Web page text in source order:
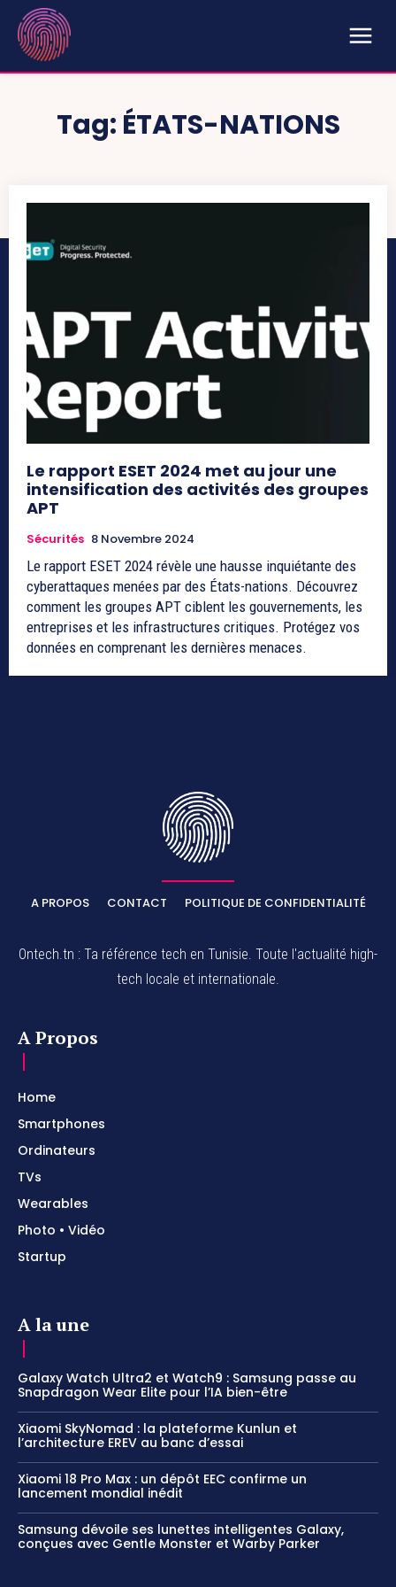
Tag: ÉTATS-NATIONS
Le rapport ESET 2024 met au jour une
intensification des activités des groupes
APT
Sécurités 8 Novembre 2024
Le rapport ESET 2024 révèle une hausse inquiétante des
cyberattaques menées par des États-nations. Découvrez
comment les groupes APT ciblent les gouvernements, les
entreprises et les infrastructures critiques. Protégez vos
données en comprenant les dernières menaces.
A PROPOS CONTACT POLITIQUE DE CONFIDENTIALITÉ
Ontech.tn : Ta référence tech en Tunisie. Toute l'actualité high-
tech locale et internationale.
A Propos
Home
Smartphones
Ordinateurs
TVs
Wearables
Photo • Vidéo
Startup
A la une
Galaxy Watch Ultra2 et Watch9 : Samsung passe au
Snapdragon Wear Elite pour l’IA bien-être
Xiaomi SkyNomad : la plateforme Kunlun et
l’architecture EREV au banc d’essai
Xiaomi 18 Pro Max : un dépôt EEC confirme un
lancement mondial inédit
Samsung dévoile ses lunettes intelligentes Galaxy,
conçues avec Gentle Monster et Warby Parker